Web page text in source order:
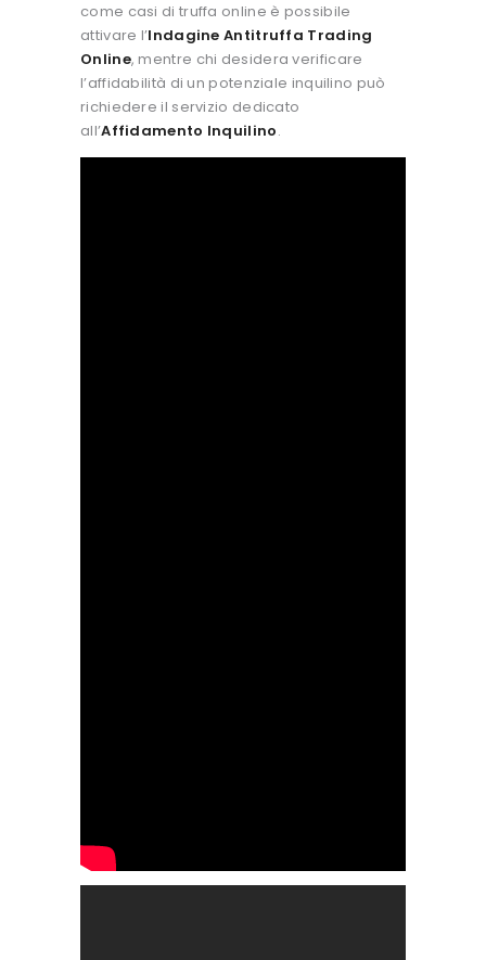
come casi di truffa online è possibile
attivare l’Indagine Antitruffa Trading
Online, mentre chi desidera verificare
l’affidabilità di un potenziale inquilino può
richiedere il servizio dedicato
all’Affidamento Inquilino.